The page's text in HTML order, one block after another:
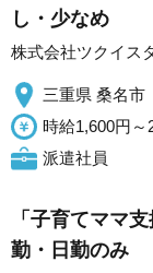
し・少なめ
株式会社ツクイス
三重県 桑名市
時給1,600円～
派遣社員
「子育てママ
勤・日勤のみ